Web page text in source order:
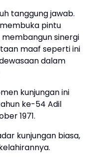
tanggung jawab.
membuka pintu
sinergi
maaf seperti ini
dalam
kunjungan ini
ke-54 Adil
1971.
kunjungan biasa,